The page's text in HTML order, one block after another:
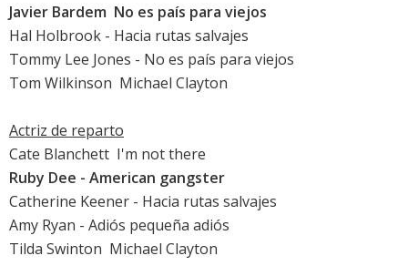
Javier Bardem No es país para viejos
Hal Holbrook - Hacia rutas salvajes
Tommy Lee Jones - No es país para viejos
Tom Wilkinson Michael Clayton
Actriz de reparto
Cate Blanchett I'm not there
Ruby Dee - American gangster
Catherine Keener - Hacia rutas salvajes
Amy Ryan - Adiós pequeña adiós
Tilda Swinton Michael Clayton